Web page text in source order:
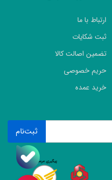
ارتباط با ما
ثبت شکایات
تضمین اصالت کالا
حریم خصوصی
خرید عمده
ثبت‌نام